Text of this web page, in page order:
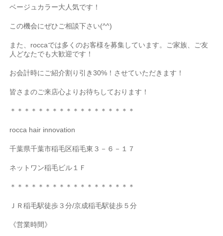
ベージュカラー大人気です！
この機会にぜひご相談下さい(^^)
また、 roccaでは多くのお客様を募集しています。ご家族、ご友
人どなたでも大歓迎です！
お会計時にご紹介割り引き30% ！させていただきます！
皆さまのご来店心よりお待ちしております！
＊＊＊＊＊＊＊＊＊＊＊＊＊＊＊＊＊＊
rocca hair innovation
千葉県千葉市稲毛区稲毛東３－６－１７
ネットワン稲毛ビル１Ｆ
＊＊＊＊＊＊＊＊＊＊＊＊＊＊＊＊＊＊
ＪＲ稲毛駅徒歩３分/京成稲毛駅徒歩５分
《営業時間》